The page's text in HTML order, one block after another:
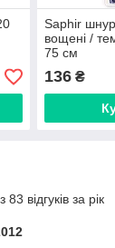
Saphir
вощені /
75 см
136₴
відгуків за рік